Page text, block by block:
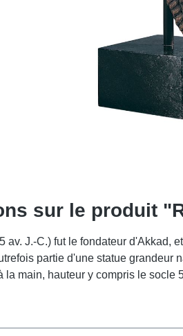
sur le produit
av. J.-C.) fut le fondateur d'Akkad,
partie d'une statue grandeur
la main, hauteur y compris le socle